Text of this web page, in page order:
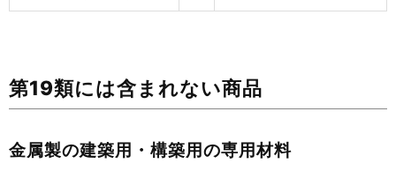
第19類には含まれない商品
金属製の建築用・構築用の専用材料